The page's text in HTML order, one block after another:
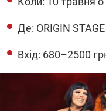
Де: ORIGIN
Вхід: 680–2500